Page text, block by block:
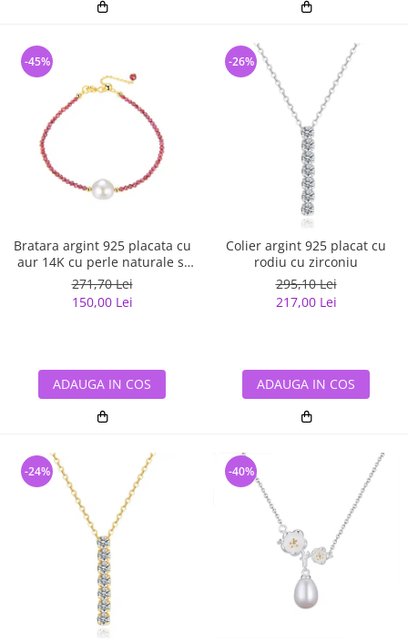
Bratara argint 925 placata cu
aur 14K cu perle naturale si
granat natural
271,70 Lei
150,00 Lei
-45%
ADAUGA IN COS
Colier argint 925 placat cu
rodiu cu zirconiu
295,10 Lei
217,00 Lei
-26%
ADAUGA IN COS
-24% -40%